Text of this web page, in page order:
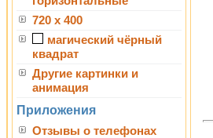
720 x 400
магический чёрный
квадрат
Другие картинки и
анимация
Приложения
Отзывы о телефонах